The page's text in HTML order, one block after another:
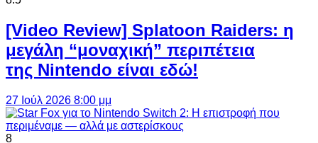
[Video Review] Splatoon Raiders: η
μεγάλη “μοναχική” περιπέτεια
της Nintendo είναι εδώ!
27 Ιούλ 2026 8:00 μμ
8